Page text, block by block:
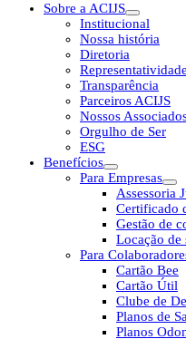
Sobre a ACIJS
Institucional
Nossa história
Diretoria
Representatividade
Transparência
Parceiros ACIJS
Nossos
Orgulho de Ser
ESG
Benefícios
Para Empresas
Assessoria
Certificado
Gestão de
Locação de
Para
Cartão Bee
Cartão Útil
Clube de
Planos de
Planos